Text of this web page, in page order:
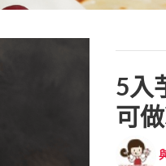
5入
可